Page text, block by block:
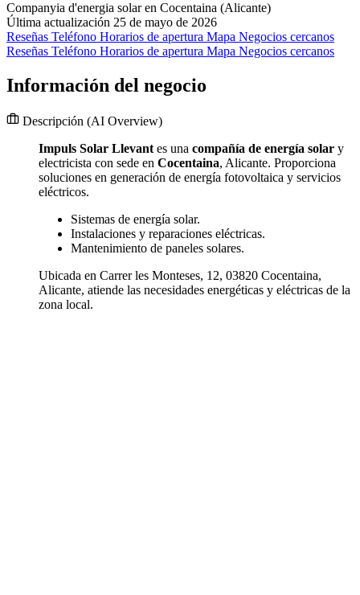
Companyia d'energia solar en Cocentaina (Alicante)
Última actualización 25 de mayo de 2026
Reseñas Teléfono Horarios de apertura Mapa Negocios cercanos
Reseñas Teléfono Horarios de apertura Mapa Negocios cercanos
Información del negocio
Descripción (AI Overview)
Impuls Solar Llevant es una compañía de energía solar y
electricista con sede en Cocentaina, Alicante. Proporciona
soluciones en generación de energía fotovoltaica y servicios
eléctricos.
Sistemas de energía solar.
Instalaciones y reparaciones eléctricas.
Mantenimiento de paneles solares.
Ubicada en Carrer les Monteses, 12, 03820 Cocentaina,
Alicante, atiende las necesidades energéticas y eléctricas de la
zona local.